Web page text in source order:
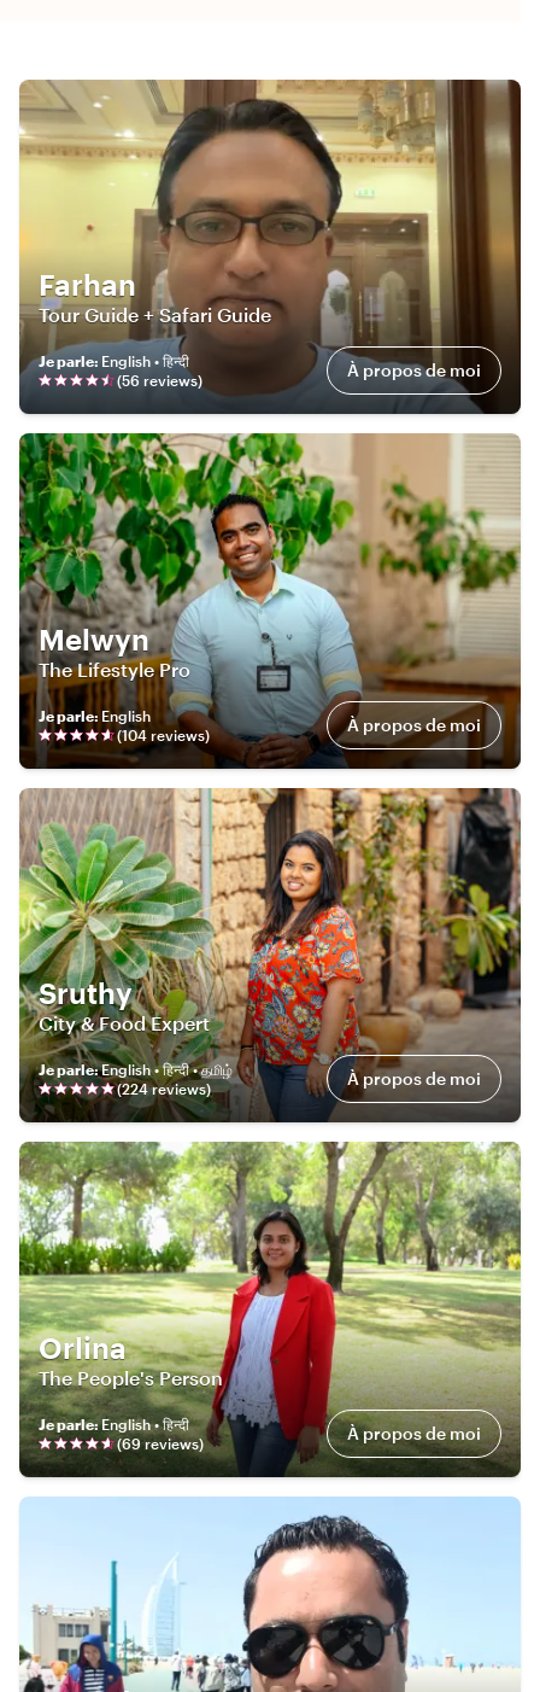
Farhan
Tour Guide + Safari Guide
Je parle: English • हिन्दी
(56 reviews) À propos de moi
Melwyn
The Lifestyle Pro
Je parle: English
(104 reviews) À propos de moi
Sruthy
City & Food Expert
Je parle:English • हिन्दी • தமிழ்
(224reviews) À propos de moi
Orlina
The People's Person
Je parle:English • हिन्दी
(69reviews) À propos de moi